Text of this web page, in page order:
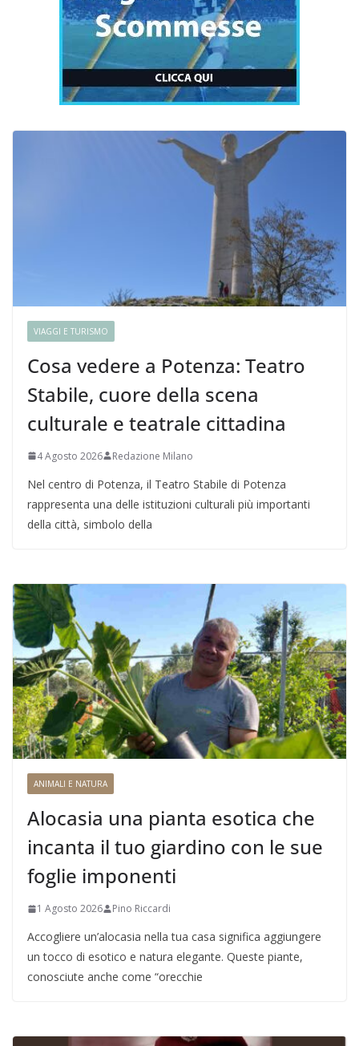
VIAGGI E TURISMO
Cosa vedere a Potenza: Teatro
Stabile, cuore della scena
culturale e teatrale cittadina
4 Agosto 2026 Redazione Milano
Nel centro di Potenza, il Teatro Stabile di Potenza
rappresenta una delle istituzioni culturali più importanti
della città, simbolo della
ANIMALI E NATURA
Alocasia una pianta esotica che
incanta il tuo giardino con le sue
foglie imponenti
1 Agosto 2026 Pino Riccardi
Accogliere un’alocasia nella tua casa significa aggiungere
un tocco di esotico e natura elegante. Queste piante,
conosciute anche come “orecchie